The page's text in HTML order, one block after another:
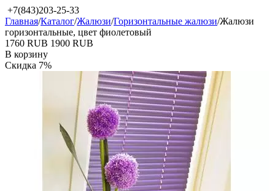
+7(843)203-25-33
Главная/Каталог/Жалюзи/Горизонтальные жалюзи/Жалюзи
горизонтальные, цвет фиолетовый
‍1760‍ RUB ‍1900‍ RUB
В корзину
Скидка 7%